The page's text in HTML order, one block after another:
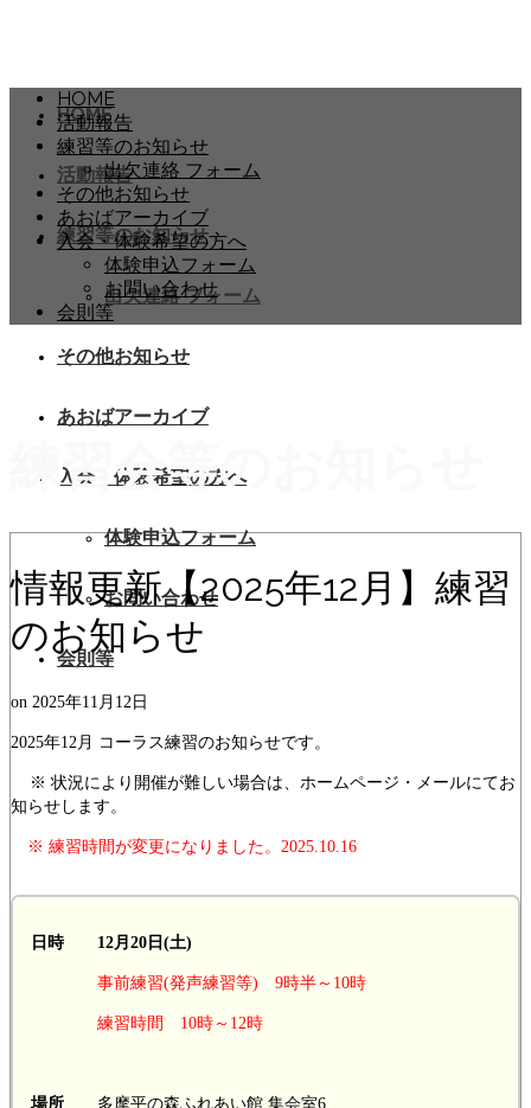
HOME
活動報告
練習等のお知らせ
出欠連絡 フォーム
その他お知らせ
あおばアーカイブ
入会・体験希望の方へ
体験申込フォーム
お問い合わせ
会則等
HOME
活動報告
練習等のお知らせ
出欠連絡 フォーム
その他お知らせ
あおばアーカイブ
入会・体験希望の方へ
体験申込フォーム
お問い合わせ
会則等
練習会等のお知らせ
情報更新【2025年12月】練習
のお知らせ
on 2025年11月12日
2025年12月 コーラス練習のお知らせです。
※ 状況により開催が難しい場合は、ホームページ・メールにてお
知らせします。
※ 練習時間が変更になりました。2025.10.16
日時 12月20日(土)
事前練習(発声練習等) 9時半～10時
練習時間 10時～12時
場所 多摩平の森ふれあい館 集会室6